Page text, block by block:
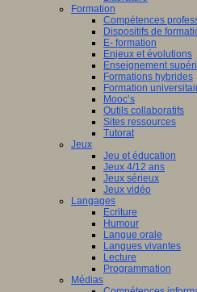
Formation
Compétences
Dispositifs de
E- formation
Enjeux et évolutions
Enseignement
Formations hybrides
Formation
Mooc’s
Outils collaboratifs
Sites ressources
Tutorat
Jeux
Jeu et éducation
Jeux 4/12 ans
Jeux sérieux
Jeux vidéo
Langages
Ecriture
Humour
Langue orale
Langues vivantes
Lecture
Programmation
Médias